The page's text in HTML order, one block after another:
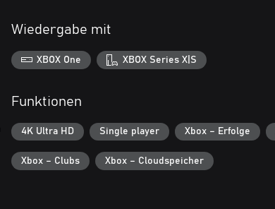
Wiedergabe mit
XBOX One XBOX Series X|S
Funktionen
4K Ultra HD Single player Xbox – Erfolge
Xbox – Clubs Xbox – Cloudspeicher